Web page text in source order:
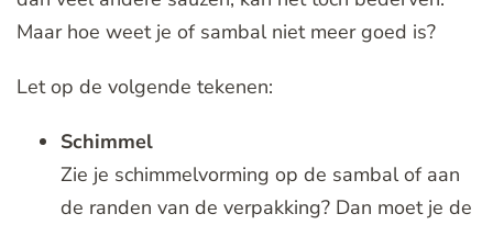
Maar hoe weet je of sambal niet meer goed is?
Let op de volgende tekenen:
Schimmel
Zie je schimmelvorming op de sambal of aan
de randen van de verpakking? Dan moet je de